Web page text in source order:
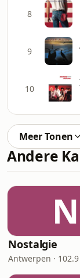
8
9
10
Meer Tonen
Andere
N
Nostalgie
Antwerpen · 102.9